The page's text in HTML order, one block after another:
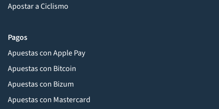
Apostar a Ciclismo
Pagos
Apuestas con Apple Pay
Apuestas con Bitcoin
Apuestas con Bizum
Apuestas con Mastercard